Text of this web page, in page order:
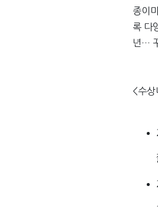
종이
록 다
년…
<수상
짧